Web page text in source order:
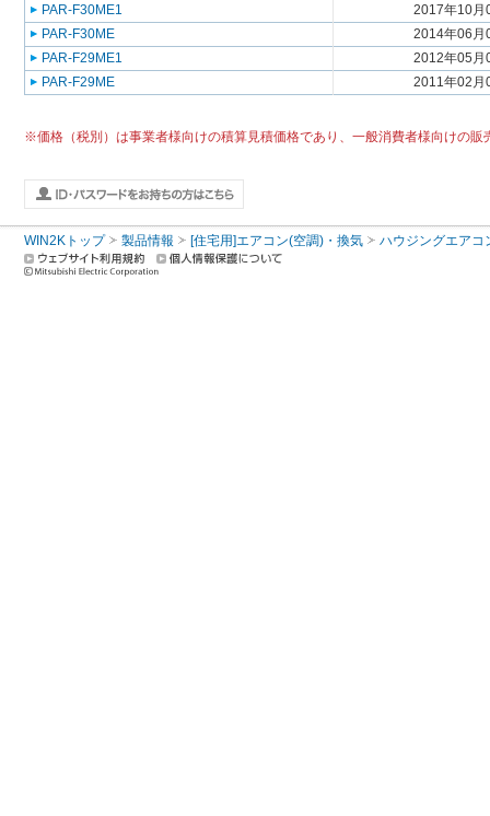
PAR-F30ME1
2017年10月
PAR-F30ME
2014年06月
PAR-F29ME1
2012年05月
PAR-F29ME
2011年02月
※価格（税別）は事業者様向けの積算見積価格であり、一般消費者様向けの販
WIN2Kトップ 製品情報 [住宅用]エアコン(空調)・換気 ハウジングエアコ